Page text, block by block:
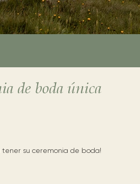
de boda única
tener su ceremonia de boda!